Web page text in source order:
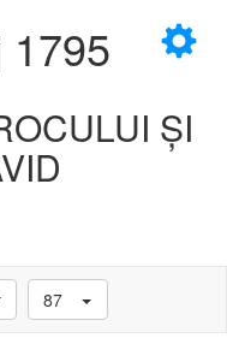
×
1795
ŞI
87